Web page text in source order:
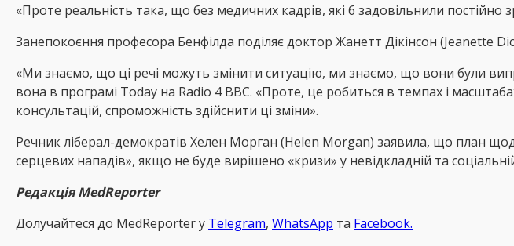
«Проте реальність така, що без медичних кадрів, які б задовільнили
Занепокоєння професора Бенфілда поділяє доктор Жанетт Дікінсон (Jeanette
«Ми знаємо, що ці речі можуть змінити ситуацію, ми знаємо, що вони були
вона в програмі Today на Radio 4 BBC. «Проте, це робиться в темпах і
консультацій, спроможність здійснити ці зміни».
Речник ліберал-демократів Хелен Морган (Helen Morgan) заявила, що план
серцевих нападів», якщо не буде вирішено «кризи» у невідкладній та
Редакція MedReporter
Долучайтеся до MedReрorter у Telegram, WhatsApp та Facebook.